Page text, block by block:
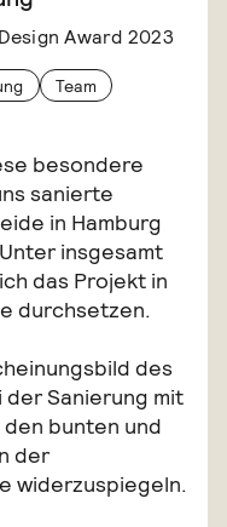
Award 2023
Team
besondere
sanierte
in Hamburg
insgesamt
das Projekt in
durchsetzen.
des
Sanierung mit
bunten und
der
widerzuspiegeln.